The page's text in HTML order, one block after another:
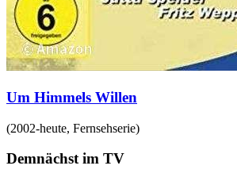
Um Himmels Willen
(2002-heute, Fernsehserie)
Demnächst im TV